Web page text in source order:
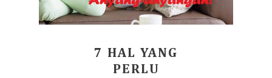
7 HAL YANG
PERLU